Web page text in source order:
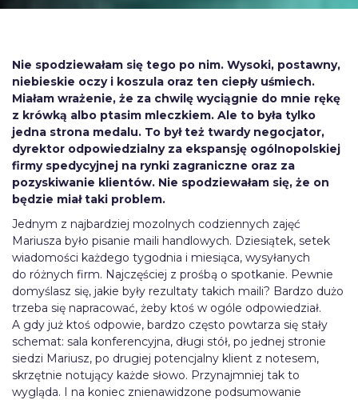
Nie spodziewałam się tego po nim. Wysoki, postawny,
niebieskie oczy i koszula oraz ten ciepły uśmiech.
Miałam wrażenie, że za chwilę wyciągnie do mnie rękę
z krówką albo ptasim mleczkiem. Ale to była tylko
jedna strona medalu. To był też twardy negocjator,
dyrektor odpowiedzialny za ekspansję ogólnopolskiej
firmy spedycyjnej na rynki zagraniczne oraz za
pozyskiwanie klientów. Nie spodziewałam się, że on
będzie miał taki problem.
Jednym z najbardziej mozolnych codziennych zajęć
Mariusza było pisanie maili handlowych. Dziesiątek, setek
wiadomości każdego tygodnia i miesiąca, wysyłanych
do różnych firm. Najczęściej z prośbą o spotkanie. Pewnie
domyślasz się, jakie były rezultaty takich maili? Bardzo dużo
trzeba się napracować, żeby ktoś w ogóle odpowiedział.
A gdy już ktoś odpowie, bardzo często powtarza się stały
schemat: sala konferencyjna, długi stół, po jednej stronie
siedzi Mariusz, po drugiej potencjalny klient z notesem,
skrzętnie notujący każde słowo. Przynajmniej tak to
wygląda. I na koniec znienawidzone podsumowanie